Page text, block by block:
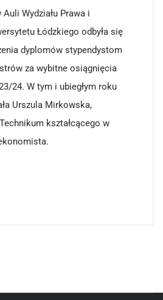
Wydziału Prawa i
Łódzkiego odbyła się
dyplomów stypendystom
za wybitne osiągnięcia
24. W tym i ubiegłym roku
Urszula Mirkowska,
kształcącego w